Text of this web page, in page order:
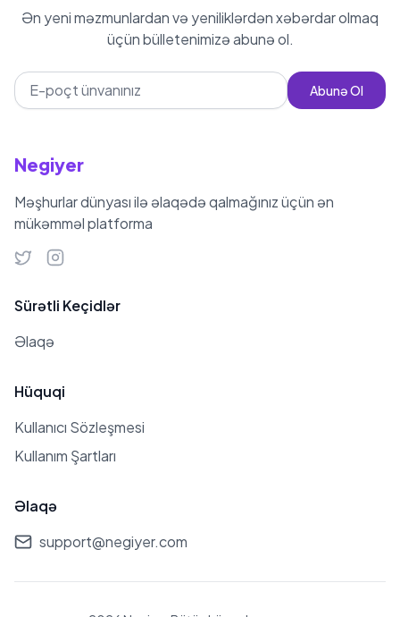
Ən yeni məzmunlardan və yeniliklərdən xəbərdar olmaq
üçün bülletenimizə abunə ol.
Abunə Ol
Negiyer
Məşhurlar dünyası ilə əlaqədə qalmağınız üçün ən
mükəmməl platforma
Sürətli Keçidlər
Əlaqə
Hüquqi
Kullanıcı Sözleşmesi
Kullanım Şartları
Əlaqə
support@negiyer.com